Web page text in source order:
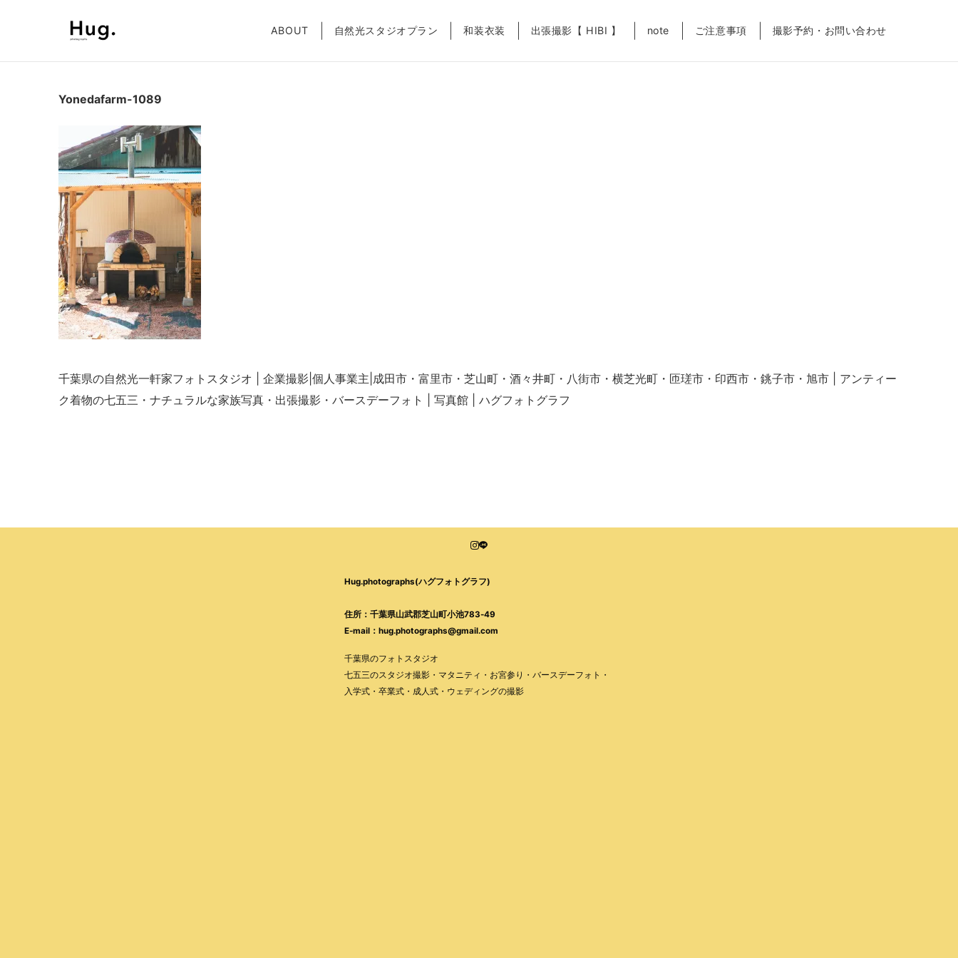
ABOUT 自然光スタジオプラン 和装衣装 出張撮影【 HIBI 】 note ご注意事項 撮影予約・お問い合わせ
Yonedafarm-1089
千葉県の自然光一軒家フォトスタジオ | 企業撮影|個人事業主|成田市・富里市・芝山町・酒々井町・八街市・横芝光町・匝瑳市・印西市・銚子市・旭市 | アンティー
ク着物の七五三・ナチュラルな家族写真・出張撮影・バースデーフォト | 写真館 | ハグフォトグラフ
Hug.photographs(ハグフォトグラフ)
住所：千葉県山武郡芝山町小池783-49
E-mail：hug.photographs@gmail.com
千葉県のフォトスタジオ
七五三のスタジオ撮影・マタニティ・お宮参り・バースデーフォト・
入学式・卒業式・成人式・ウェディングの撮影